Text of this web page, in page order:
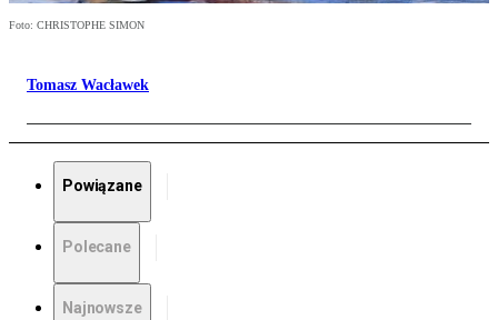
Foto: CHRISTOPHE SIMON
Tomasz Wacławek
Powiązane
Polecane
Najnowsze